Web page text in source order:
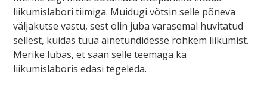
liikumislabori tiimiga. Muidugi võtsin selle põneva
väljakutse vastu, sest olin juba varasemal huvitatud
sellest, kuidas tuua ainetundidesse rohkem liikumist.
Merike lubas, et saan selle teemaga ka
liikumislaboris edasi tegeleda.